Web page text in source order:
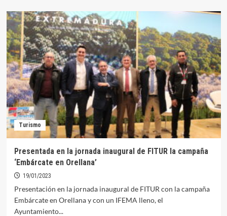
El
CIV
organiza
la
VI
Jornada
de
Puertas
Abiertas
en
el
Puerto
Deportivo
Turismo
Presentada en la jornada inaugural de FITUR la campaña
‘Embárcate en Orellana’
19/01/2023
Presentación en la jornada inaugural de FITUR con la campaña
Embárcate en Orellana y con un IFEMA lleno, el
Ayuntamiento...